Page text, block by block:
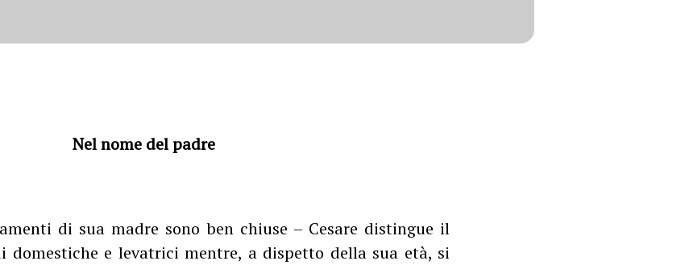
Nel nome del padre
di sua madre sono ben chiuse – Cesare distingue il
domestiche e levatrici mentre, a dispetto della sua età, si